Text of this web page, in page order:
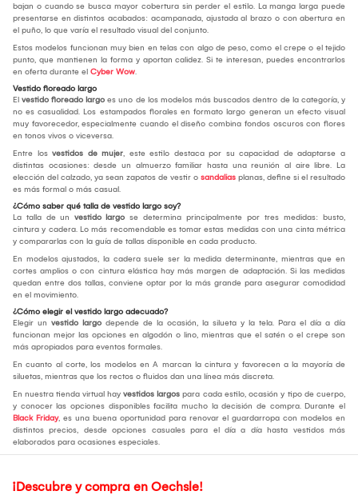
bajan o cuando se busca mayor cobertura sin perder el estilo. La manga larga puede
presentarse en distintos acabados: acampanada, ajustada al brazo o con abertura en
el puño, lo que varía el resultado visual del conjunto.
Estos modelos funcionan muy bien en telas con algo de peso, como el crepe o el tejido
punto, que mantienen la forma y aportan calidez. Si te interesan, puedes encontrarlos
en oferta durante el Cyber Wow.
Vestido floreado largo
El vestido floreado largo es uno de los modelos más buscados dentro de la categoría, y
no es casualidad. Los estampados florales en formato largo generan un efecto visual
muy favorecedor, especialmente cuando el diseño combina fondos oscuros con flores
en tonos vivos o viceversa.
Entre los vestidos de mujer, este estilo destaca por su capacidad de adaptarse a
distintas ocasiones: desde un almuerzo familiar hasta una reunión al aire libre. La
elección del calzado, ya sean zapatos de vestir o sandalias planas, define si el resultado
es más formal o más casual.
¿Cómo saber qué talla de vestido largo soy?
La talla de un vestido largo se determina principalmente por tres medidas: busto,
cintura y cadera. Lo más recomendable es tomar estas medidas con una cinta métrica
y compararlas con la guía de tallas disponible en cada producto.
En modelos ajustados, la cadera suele ser la medida determinante, mientras que en
cortes amplios o con cintura elástica hay más margen de adaptación. Si las medidas
quedan entre dos tallas, conviene optar por la más grande para asegurar comodidad
en el movimiento.
¿Cómo elegir el vestido largo adecuado?
Elegir un vestido largo depende de la ocasión, la silueta y la tela. Para el día a día
funcionan mejor las opciones en algodón o lino, mientras que el satén o el crepe son
más apropiados para eventos formales.
En cuanto al corte, los modelos en A marcan la cintura y favorecen a la mayoría de
siluetas, mientras que los rectos o fluidos dan una línea más discreta.
En nuestra tienda virtual hay vestidos largos para cada estilo, ocasión y tipo de cuerpo,
y conocer las opciones disponibles facilita mucho la decisión de compra. Durante el
Black Friday, es una buena oportunidad para renovar el guardarropa con modelos en
distintos precios, desde opciones casuales para el día a día hasta vestidos más
elaborados para ocasiones especiales.
¡Descubre y compra en Oechsle!